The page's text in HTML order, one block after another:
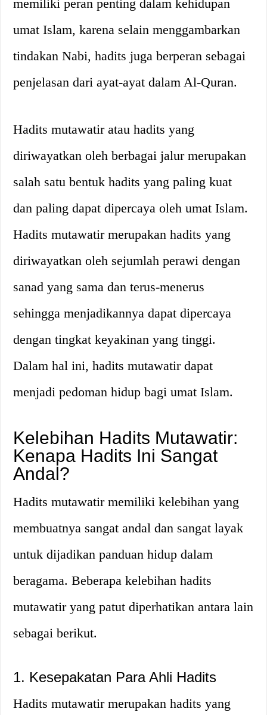
memiliki peran penting dalam kehidupan
umat Islam, karena selain menggambarkan
tindakan Nabi, hadits juga berperan sebagai
penjelasan dari ayat-ayat dalam Al-Quran.
Hadits mutawatir atau hadits yang
diriwayatkan oleh berbagai jalur merupakan
salah satu bentuk hadits yang paling kuat
dan paling dapat dipercaya oleh umat Islam.
Hadits mutawatir merupakan hadits yang
diriwayatkan oleh sejumlah perawi dengan
sanad yang sama dan terus-menerus
sehingga menjadikannya dapat dipercaya
dengan tingkat keyakinan yang tinggi.
Dalam hal ini, hadits mutawatir dapat
menjadi pedoman hidup bagi umat Islam.
Kelebihan Hadits Mutawatir:
Kenapa Hadits Ini Sangat
Andal?
Hadits mutawatir memiliki kelebihan yang
membuatnya sangat andal dan sangat layak
untuk dijadikan panduan hidup dalam
beragama. Beberapa kelebihan hadits
mutawatir yang patut diperhatikan antara lain
sebagai berikut.
1. Kesepakatan Para Ahli Hadits
Hadits mutawatir merupakan hadits yang